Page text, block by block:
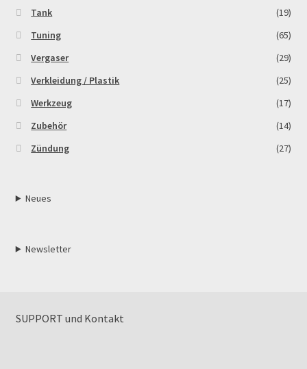
Tank
(19)
Tuning
(65)
Vergaser
(29)
Verkleidung / Plastik
(25)
Werkzeug
(17)
Zubehör
(14)
Zündung
(27)
Neues
Newsletter
SUPPORT und Kontakt